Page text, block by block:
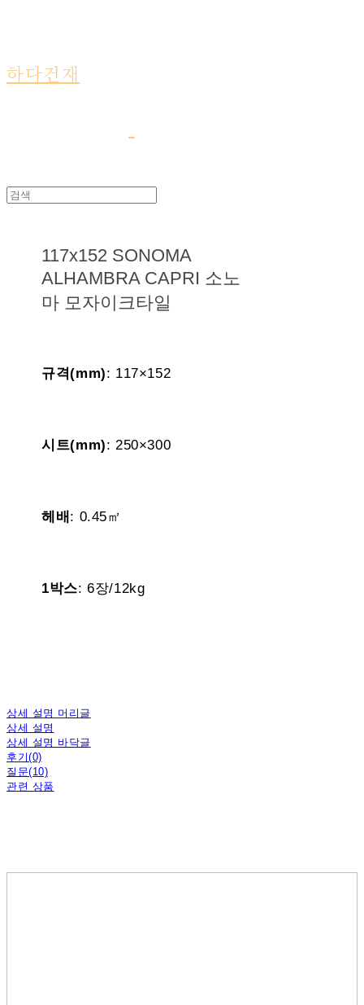
하다건재
117x152 SONOMA
ALHAMBRA CAPRI 소노
마 모자이크타일
규격(mm): 117×152
시트(mm): 250×300
헤배 : 0.45㎡
1박스: 6장/12kg
상세 설명 머리글
상세 설명
상세 설명 바닥글
후기(0)
질문(10)
관련 상품